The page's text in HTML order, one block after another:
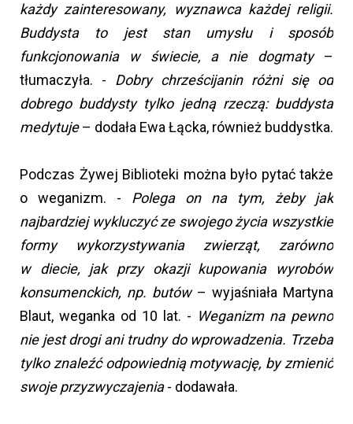
każdy zainteresowany, wyznawca każdej religii.
Buddysta to jest stan umysłu i sposób
funkcjonowania w świecie, a nie dogmaty–
tłumaczyła. - Dobry chrześcijanin różni się od
dobrego buddysty tylko jedną rzeczą: buddysta
medytuje– dodała Ewa Łącka, również buddystka.
Podczas Żywej Biblioteki można było pytać także
o weganizm. - Polega on na tym, żeby jak
najbardziej wykluczyć ze swojego życia wszystkie
formy wykorzystywania zwierząt, zarówno
w diecie, jak przy okazji kupowania wyrobów
konsumenckich, np. butów– wyjaśniała Martyna
Blaut, weganka od 10 lat. - Weganizm na pewno
nie jest drogi ani trudny do wprowadzenia. Trzeba
tylko znaleźć odpowiednią motywację, by zmienić
swoje przyzwyczajenia- dodawała.